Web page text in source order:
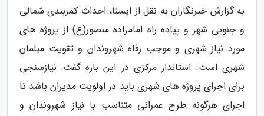
به گزارش خبرنگاران به نقل از ایسنا، احداث کمربندی شمالی
و جنوبی شهر و پیاده راه امامزاده منصور(ع) از پروژه های
مورد نیاز شهری و موجب رفاه شهروندان و تقویت مبلمان
شهری است. استاندار مرکزی در این باره گفت: نیازسنجی
برای اجرای پروژه های شهری باید در اولویت مدیران باشد تا
اجرای هرگونه طرح عمرانی متناسب با نیاز شهروندان و